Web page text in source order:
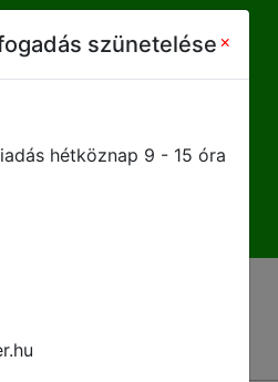
szünetelése×
hétköznap 9 - 15 óra